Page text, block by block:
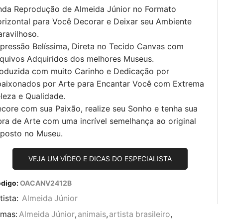
Reprodução de Almeida Júnior no Formato
para Você Decorar e Deixar seu Ambiente
Belíssima, Direta no Tecido Canvas com
Adquiridos dos melhores Museus.
com muito Carinho e Dedicação por
por Arte para Encantar Você com Extrema
e Qualidade.
com sua Paixão, realize seu Sonho e tenha sua
de Arte com uma incrível semelhança ao original
no Museu.
VEJA UM VÍDEO E DICAS DO ESPECIALISTA
OACANV2412B
Almeida Júnior
Almeida Júnior, animais, artista brasileiro,